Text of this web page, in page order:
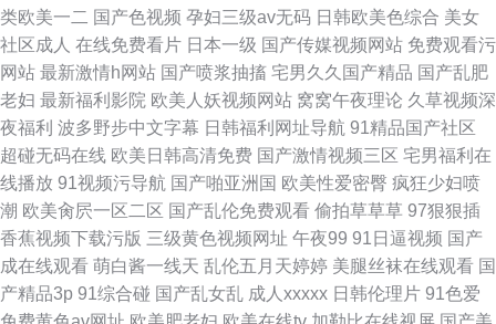
类欧美一二 国产色视频 孕妇三级av无码 日韩欧美色综合 美女
社区成人 在线免费看片 日本一级 国产传媒视频网站 免费观看污
网站 最新激情h网站 国产喷浆抽搐 宅男久久国产精品 国产乱肥
老妇 最新福利影院 欧美人妖视频网站 窝窝午夜理论 久草视频深
夜福利 波多野步中文字幕 日韩福利网址导航 91精品国产社区
超碰无码在线 欧美日韩高清免费 国产激情视频三区 宅男福利在
线播放 91视频污导航 国产啪亚洲国 欧美性爱密臀 疯狂少妇喷
潮 欧美肏屄一区二区 国产乱伦免费观看 偷拍草草草 97狠狠插
香蕉视频下载污版 三级黄色视频网址 午夜99 91日逼视频 国产
成在线观看 萌白酱一线天 乱伦五月天婷婷 美腿丝袜在线观看 国
产精品3p 91综合碰 国产乱女乱 成人xxxxx 日韩伦理片 91色爱